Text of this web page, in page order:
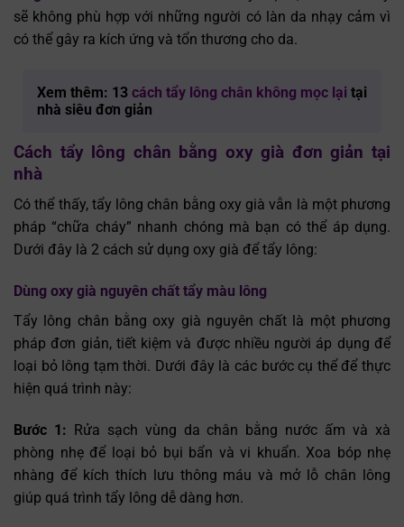
sẽ không phù hợp với những người có làn da nhạy cảm vì
có thể gây ra kích ứng và tổn thương cho da.
Xem thêm: 13 cách tẩy lông chân không mọc lại tại
nhà siêu đơn giản
Cách tẩy lông chân bằng oxy già đơn giản tại
nhà
Có thể thấy, tẩy lông chân bằng oxy già vẫn là một phương
pháp “chữa cháy” nhanh chóng mà bạn có thể áp dụng.
Dưới đây là 2 cách sử dụng oxy già để tẩy lông:
Dùng oxy già nguyên chất tẩy màu lông
Tẩy lông chân bằng oxy già nguyên chất là một phương
pháp đơn giản, tiết kiệm và được nhiều người áp dụng để
loại bỏ lông tạm thời. Dưới đây là các bước cụ thể để thực
hiện quá trình này:
Bước 1: Rửa sạch vùng da chân bằng nước ấm và xà
phòng nhẹ để loại bỏ bụi bẩn và vi khuẩn. Xoa bóp nhẹ
nhàng để kích thích lưu thông máu và mở lỗ chân lông
giúp quá trình tẩy lông dễ dàng hơn.